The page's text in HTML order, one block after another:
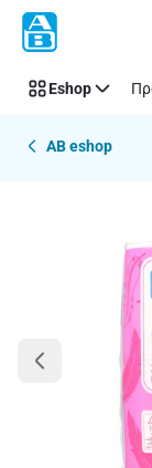
Παράλειψη
Eshop
AB eshop